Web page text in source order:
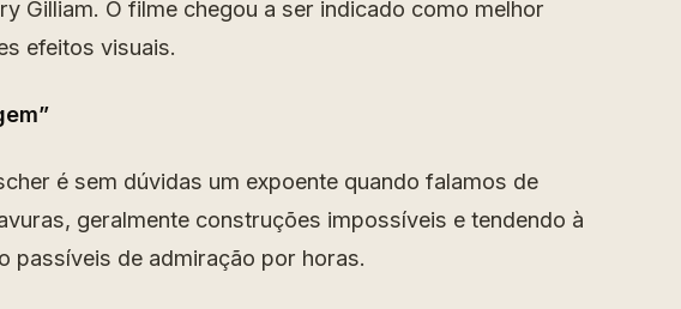
Gilliam. O filme chegou a ser indicado como melhor
efeitos visuais.
é sem dúvidas um expoente quando falamos de
geralmente construções impossíveis e tendendo à
passíveis de admiração por horas.